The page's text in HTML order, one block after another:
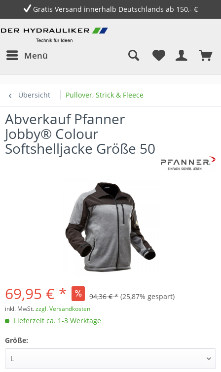
Gratis Versand innerhalb Deutschlands ab 150,- €
Menü
Übersicht Pullover, Strick & Fleece
Abverkauf Pfanner
Jobby® Colour
Softshelljacke Größe 50
69,95 € * 94,36 € * (25,87% gespart)
inkl. MwSt.zzgl. Versandkosten
Lieferzeit ca. 1-3 Werktage
Größe: